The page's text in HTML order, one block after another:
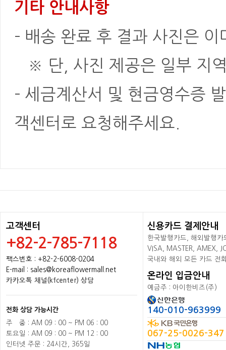
기타 안내사항
- 배송 완료 후 결과 사진은
※ 단, 사진 제공은 일부 지
- 세금계산서 및 현금영수증
객센터로 요청해주세요.
고객센터
+82-2-785-7118
팩스번호 : +82-2-6008-0204
E-mail : sales@koreaflowermall.net
카카오톡 채널(kfcenter) 상담
전화 상담 가능시간
주
중 : AM 09 : 00 ~ PM 06 : 00
토요일 : AM 09 : 00 ~ PM 12 : 00
인터넷 주문 : 24시간, 365일
신용카드 결제안내
한국발행카드, 해외발행
VISA, MASTER, AMEX,
국내와 해외 모든 카드 전
온라인 입금안내
예금주 : 아이한비즈(주)
140-010-963999
067-25-0026-347